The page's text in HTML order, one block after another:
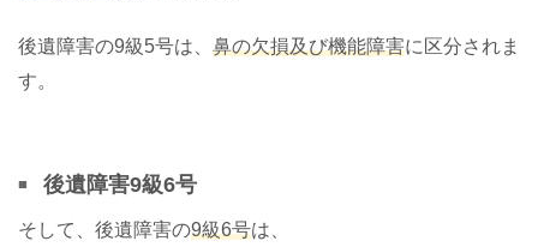
後遺障害の9級5号は、 鼻の欠損及び機能障害に区分されま
す。
後遺障害9級6号
そして、後遺障害の9級6号は、